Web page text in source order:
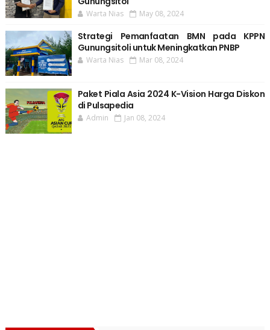
Warta Nias May 08, 2024
Strategi Pemanfaatan BMN pada KPPN
Gunungsitoli untuk Meningkatkan PNBP
Warta Nias Mar 08, 2024
Paket Piala Asia 2024 K-Vision Harga Diskon
di Pulsapedia
Admin Jan 08, 2024